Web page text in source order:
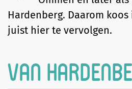
Hardenberg. Daarom
juist hier te vervolgen.
Van